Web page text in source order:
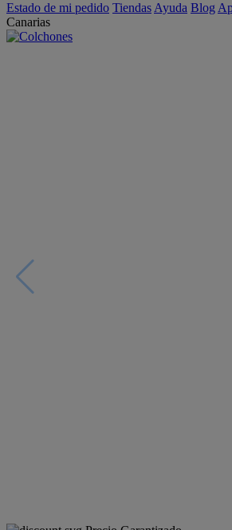
Estado de mi pedido Tiendas Ayuda Blog
Canarias